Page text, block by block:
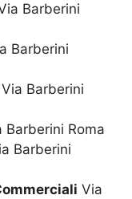
Barberini
Barberini
Via Barberini
Barberini Roma
Barberini
Via